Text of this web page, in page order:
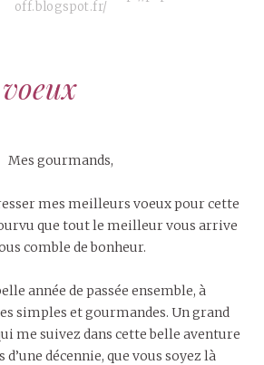
off.blogspot.fr/
Mes gourmands,
mes meilleurs voeux pour cette
que tout le meilleur vous arrive
comble de bonheur.
année de passée ensemble, à
simples et gourmandes. Un grand
me suivez dans cette belle aventure
décennie, que vous soyez là